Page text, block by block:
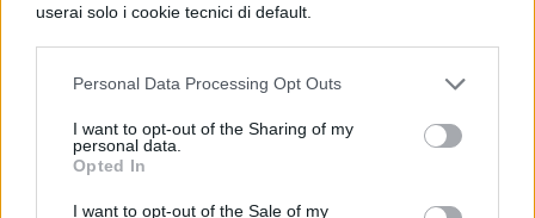
userai solo i cookie tecnici di default.
Personal Data Processing Opt Outs
I want to opt-out of the Sharing of my
personal data.
Opted In
I want to opt-out of the Sale of my
qui, dal momento che potrete usarli anche
intelligenti compatibili in casa. Oltre